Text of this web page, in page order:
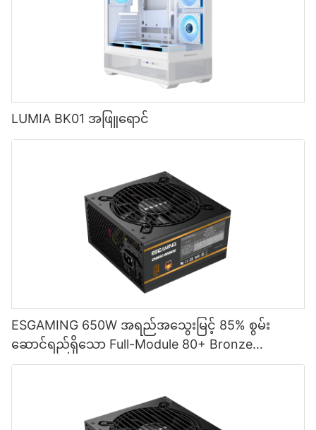
LUMIA BK01 အဖြူရောင်
ESGAMING 650W အရည်အသွေးမြင့် 85% စွမ်း
ဆောင်ရည်ရှိသော Full-Module 80+ Bronze
Desktop PC Power Supply ထောက်ပံ့မှု ESB650W